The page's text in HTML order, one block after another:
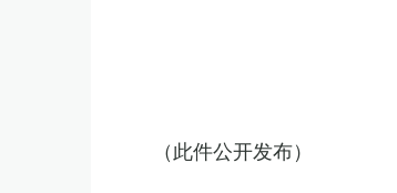
（此件公开发布）